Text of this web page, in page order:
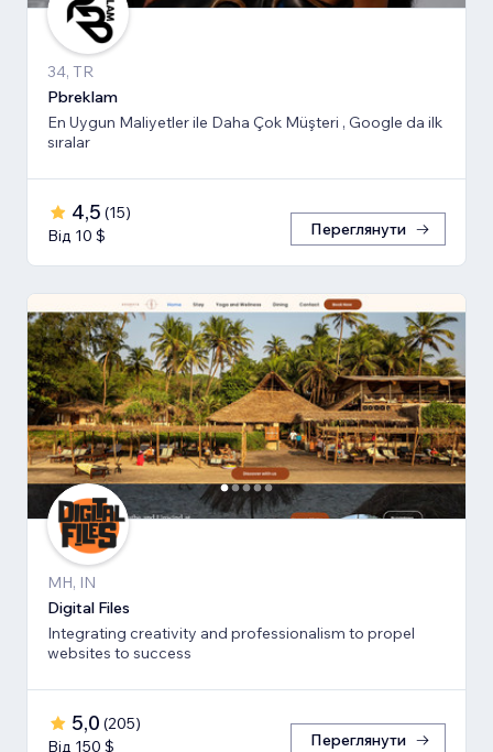
34, TR
Pbreklam
En Uygun Maliyetler ile Daha Çok Müşteri , Google da ilk
sıralar
4,5 (15)
Від 10 $
Переглянути
MH, IN
Digital Files
Integrating creativity and professionalism to propel
websites to success
5,0 (205)
Від 150 $
Переглянути